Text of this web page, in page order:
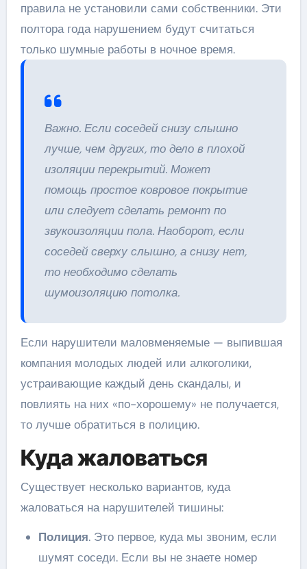
правила не установили сами собственники. Эти
полтора года нарушением будут считаться
только шумные работы в ночное время.
Важно. Если соседей снизу слышно
лучше, чем других, то дело в плохой
изоляции перекрытий. Может
помощь простое ковровое покрытие
или следует сделать ремонт по
звукоизоляции пола. Наоборот, если
соседей сверху слышно, а снизу нет,
то необходимо сделать
шумоизоляцию потолка.
Если нарушители маловменяемые — выпившая
компания молодых людей или алкоголики,
устраивающие каждый день скандалы, и
повлиять на них «по-хорошему» не получается,
то лучше обратиться в полицию.
Куда жаловаться
Существует несколько вариантов, куда
жаловаться на нарушителей тишины:
Полиция. Это первое, куда мы звоним, если
шумят соседи. Если вы не знаете номер